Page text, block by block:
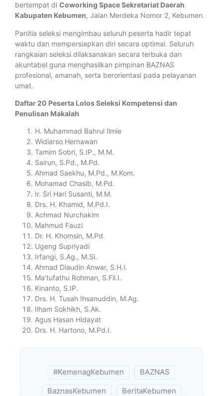
bertempat di Coworking Space Sekretariat Daerah
Kabupaten Kebumen, Jalan Merdeka Nomor 2, Kebumen.
Panitia seleksi mengimbau seluruh peserta hadir tepat
waktu dan mempersiapkan diri secara optimal. Seluruh
rangkaian seleksi dilaksanakan secara terbuka dan
akuntabel guna menghasilkan pimpinan BAZNAS
profesional, amanah, serta berorientasi pada pelayanan
umat.
Daftar 20 Peserta Lolos Seleksi Kompetensi dan
Penulisan Makalah
H. Muhammad Bahrul Ilmie
Widiarso Hernawan
Tamim Sobri, S.IP., M.M.
Sairun, S.Pd., M.Pd.
Ahmad Saekhu, M.Pd., M.Kom.
Mohamad Chasib, M.Pd.
Ir. Sri Hari Susanti, M.M.
Drs. H. Khamid, M.Pd.I.
Achmad Nurchakim
Mahmud Fauzi
Dr. H. Khomsin, M.Pd.
Ugeng Supriyadi
Irfangi, S.Ag., M.Si.
Ahmad Diaudin Anwar, S.H.I.
Ma’tufathu Rohman, S.Fil.I.
Kinanto, S.IP.
Drs. H. Tusah Ihsanuddin, M.Ag.
Ilham Sokhikh, S.Ak.
Agus Hasan Hidayat
Drs. H. Hartono, M.Pd.I.
#KemenagKebumen
BAZNAS
BaznasKebumen
BeritaKebumen